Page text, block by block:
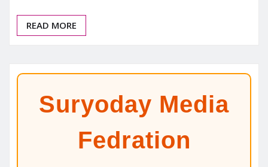
READ MORE
Suryoday Media
Fedration